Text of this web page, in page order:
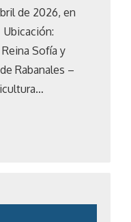
de 2026, en
Ubicación:
Sofía y
Rabanales –